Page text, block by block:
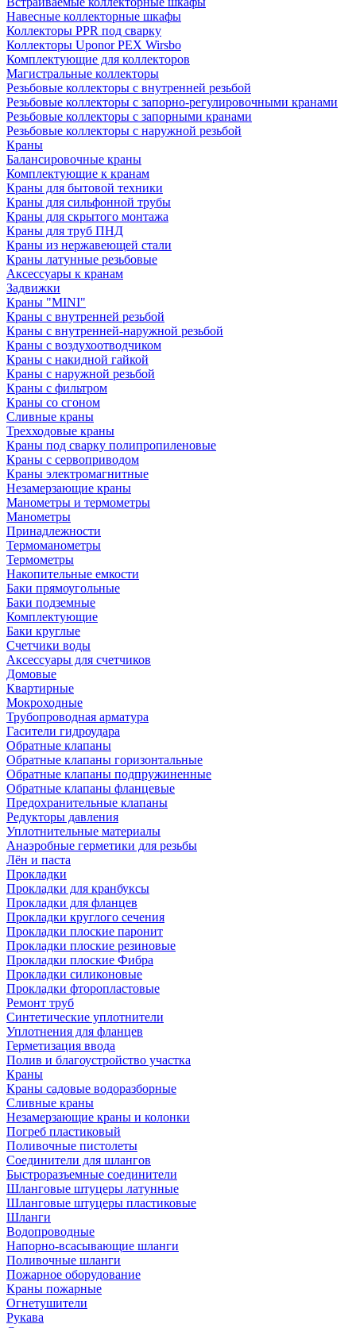
Навесные коллекторные шкафы
Коллекторы PPR под сварку
Коллекторы Uponor PEX Wirsbo
Комплектующие для коллекторов
Магистральные коллекторы
Резьбовые коллекторы с внутренней резьбой
Резьбовые коллекторы с запорно-регулировочными кранами
Резьбовые коллекторы с запорными кранами
Резьбовые коллекторы с наружной резьбой
Краны
Балансировочные краны
Комплектующие к кранам
Краны для бытовой техники
Краны для сильфонной трубы
Краны для скрытого монтажа
Краны для труб ПНД
Краны из нержавеющей стали
Краны латунные резьбовые
Аксессуары к кранам
Задвижки
Краны "MINI"
Краны с внутренней резьбой
Краны с внутренней-наружной резьбой
Краны с воздухоотводчиком
Краны с накидной гайкой
Краны с наружной резьбой
Краны с фильтром
Краны со сгоном
Сливные краны
Трехходовые краны
Краны под сварку полипропиленовые
Краны с сервоприводом
Краны электромагнитные
Незамерзающие краны
Манометры и термометры
Манометры
Принадлежности
Термоманометры
Термометры
Накопительные емкости
Баки прямоугольные
Баки подземные
Комплектующие
Баки круглые
Счетчики воды
Аксессуары для счетчиков
Домовые
Квартирные
Мокроходные
Трубопроводная арматура
Гасители гидроудара
Обратные клапаны
Обратные клапаны горизонтальные
Обратные клапаны подпружиненные
Обратные клапаны фланцевые
Предохранительные клапаны
Редукторы давления
Уплотнительные материалы
Анаэробные герметики для резьбы
Лён и паста
Прокладки
Прокладки для кранбуксы
Прокладки для фланцев
Прокладки круглого сечения
Прокладки плоские паронит
Прокладки плоские резиновые
Прокладки плоские Фибра
Прокладки силиконовые
Прокладки фторопластовые
Ремонт труб
Синтетические уплотнители
Уплотнения для фланцев
Герметизация ввода
Полив и благоустройство участка
Краны
Краны садовые водоразборные
Сливные краны
Незамерзающие краны и колонки
Погреб пластиковый
Поливочные пистолеты
Соединители для шлангов
Быстроразъемные соединители
Шланговые штуцеры латунные
Шланговые штуцеры пластиковые
Шланги
Водопроводные
Напорно-всасывающие шланги
Поливочные шланги
Пожарное оборудование
Краны пожарные
Огнетушители
Рукава